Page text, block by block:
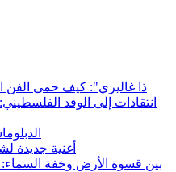
"ذا غاليري": كيف حمى الفن
انتقادات إلى الوفد
أغنية جديدة
بين قسوة الأرض وخفة